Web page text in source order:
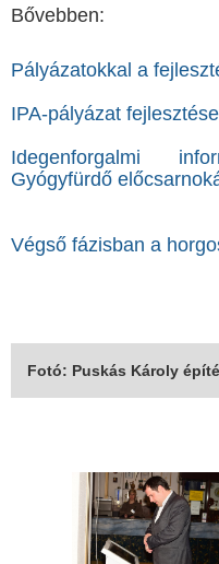
Bővebben:
Pályázatokkal a
IPA-pályázat
Idegenforgalmi
Gyógyfürdő
Végső fázisban a
Fotó: Puskás Károly